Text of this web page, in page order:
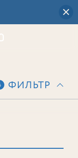
ФИЛЬТР
лота